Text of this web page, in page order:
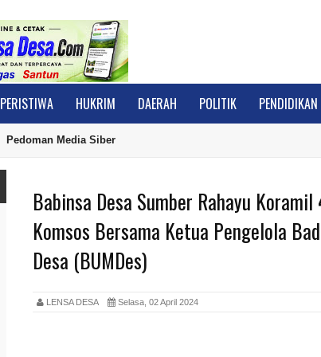
PERISTIWA HUKRIM DAERAH POLITIK PENDIDIKAN
Pedoman Media Siber
Babinsa Desa Sumber Rahayu
Komsos Bersama Ketua Pengelola
Desa (BUMDes)
LENSA DESA Selasa, 02 April 2024